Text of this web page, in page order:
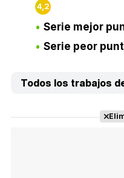
4,2
Serie mejor
Serie peor
Todos los trabajos